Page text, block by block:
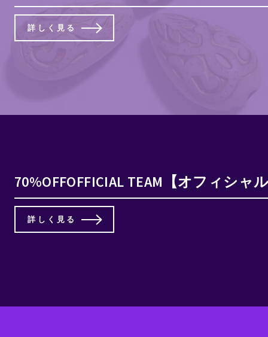
詳しく見る
70%OFFOFFICIAL TEAM【オフィシ
詳しく見る